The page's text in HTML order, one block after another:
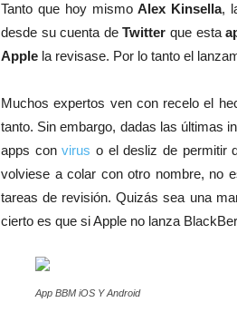
Tanto que hoy mismo Alex Kinsella,
desde su cuenta deTwitter que esta
Apple la revisase. Por lo tanto el
Muchos expertos ven con recelo el
tanto. Sin embargo, dadas las últimas
apps convirus o el desliz de permitir
volviese a colar con otro nombre, no
tareas de revisión. Quizás sea una
cierto es que si Apple no lanza
App BBM iOS Y Android